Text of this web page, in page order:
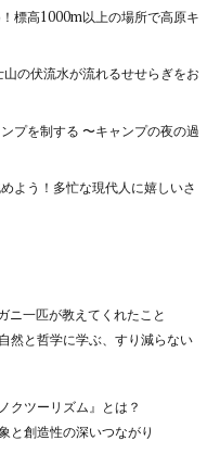
標高1000m以上の場所で高原キ
山の伏流水が流れるせせらぎをお
プを制する 〜キャンプの夜の過
よう！多忙な現代人に嬉しいさ
ニ一匹が教えてくれたこと
然と哲学に学ぶ、すり減らない
クツーリズム』とは？
と創造性の深いつながり